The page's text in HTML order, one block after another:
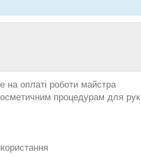
оплаті роботи майстра
процедурам для рук